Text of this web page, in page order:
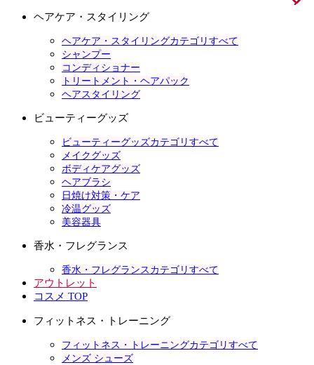
ヘアケア・スタイリング
ヘアケア・スタイリングカテゴリすべて
シャンプー
コンディショナー
トリートメント・ヘアパック
ヘアスタイリング
ビューティーグッズ
ビューティーグッズカテゴリすべて
メイクグッズ
ボディケアグッズ
ヘアブラシ
日焼け対策・ケア
冷温グッズ
美容器具
香水・フレグランス
香水・フレグランスカテゴリすべて
アウトレット
コスメ TOP
フィットネス・トレーニング
フィットネス・トレーニングカテゴリすべて
メンズ シューズ